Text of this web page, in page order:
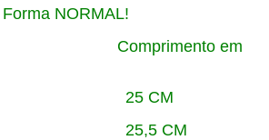
NORMAL!
Pé Comprimento em
CM
CM